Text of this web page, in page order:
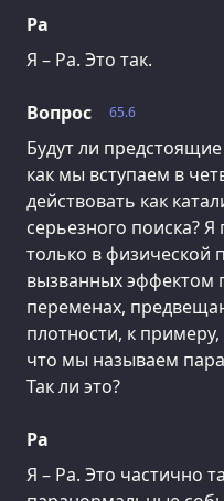
Ра
Я – Ра. Это так.
65.6
Вопрос
Будут ли
как мы вступаем в
действовать как
серьезного поиска?
только в физической
вызванных эффектом
переменах,
плотности, к
что мы называем
Так ли это?
Ра
Я – Ра. Это частично